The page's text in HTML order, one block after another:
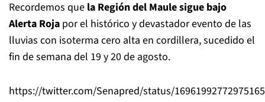
Recordemos que la Región del Maule sigue bajo
Alerta Roja por el histórico y devastador evento de las
lluvias con isoterma cero alta en cordillera, sucedido el
fin de semana del 19 y 20 de agosto.
https://twitter.com/Senapred/status/